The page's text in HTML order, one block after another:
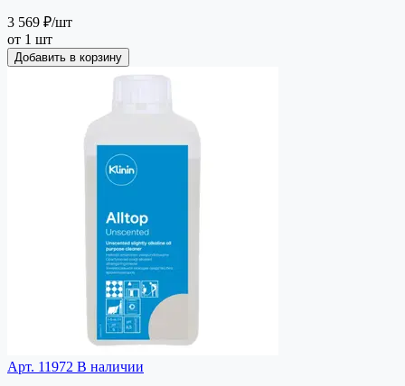
3 569 ₽/шт
от 1 шт
Добавить в корзину
Арт. 11972 В наличии